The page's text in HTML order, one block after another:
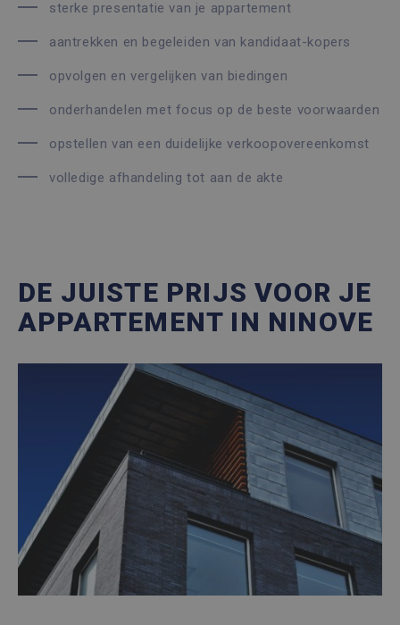
sterke presentatie van je appartement
aantrekken en begeleiden van kandidaat-kopers
opvolgen en vergelijken van biedingen
onderhandelen met focus op de beste voorwaarden
opstellen van een duidelijke verkoopovereenkomst
volledige afhandeling tot aan de akte
DE JUISTE PRIJS VOOR JE
APPARTEMENT IN NINOVE